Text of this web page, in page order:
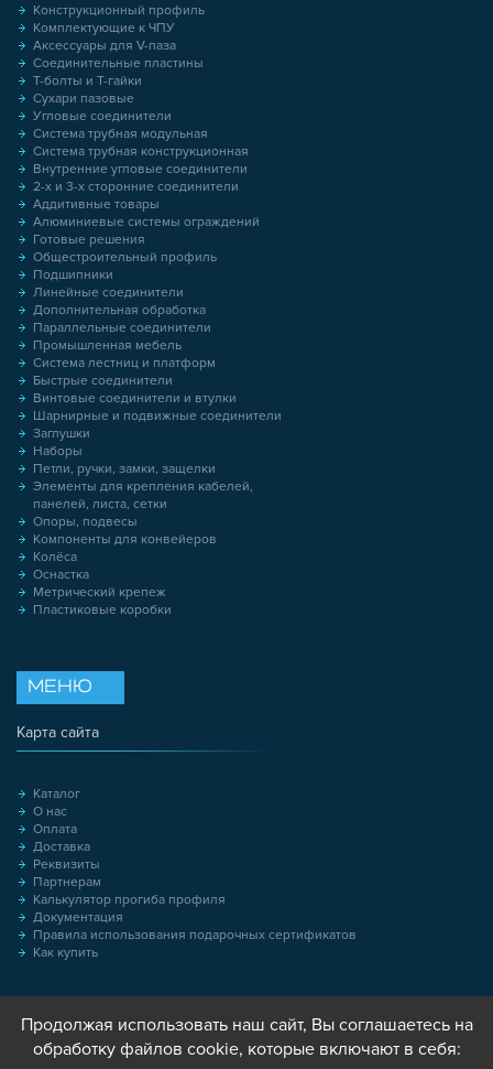
Конструкционный профиль
Комплектующие к ЧПУ
Аксессуары для V-паза
Соединительные пластины
Т-болты и Т-гайки
Сухари пазовые
Угловые соединители
Система трубная модульная
Система трубная конструкционная
Внутренние угловые соединители
2-х и 3-х сторонние соединители
Аддитивные товары
Алюминиевые системы ограждений
Готовые решения
Общестроительный профиль
Подшипники
Линейные соединители
Дополнительная обработка
Параллельные соединители
Промышленная мебель
Система лестниц и платформ
Быстрые соединители
Винтовые соединители и втулки
Шарнирные и подвижные соединители
Заглушки
Наборы
Петли, ручки, замки, защелки
Элементы для крепления кабелей,
панелей, листа, сетки
Опоры, подвесы
Компоненты для конвейеров
Колёса
Оснастка
Метрический крепеж
Пластиковые коробки
МЕНЮ
Карта сайта
Каталог
О нас
Оплата
Доставка
Реквизиты
Партнерам
Калькулятор прогиба профиля
Документация
Правила использования подарочных сертификатов
Как купить
Продолжая использовать наш сайт, Вы соглашаетесь на
обработку файлов cookie, которые включают в себя: